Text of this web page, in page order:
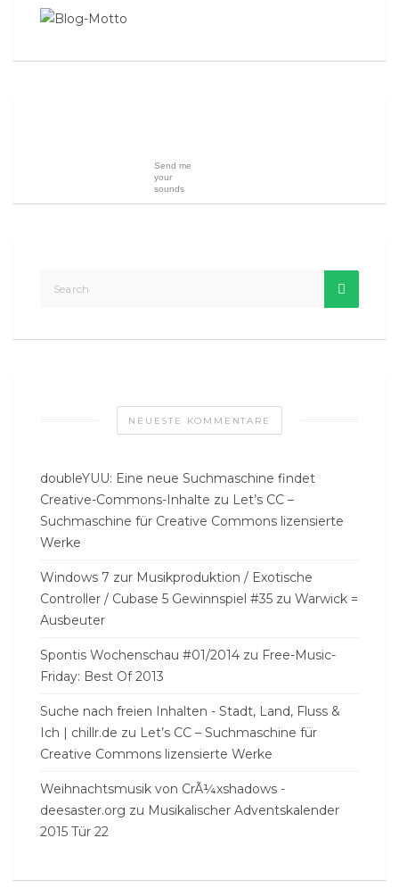
Send me
your
sounds
NEUESTE KOMMENTARE
doubleYUU: Eine neue Suchmaschine findet
Creative-Commons-Inhalte zu Let’s CC –
Suchmaschine für Creative Commons lizensierte
Werke
Windows 7 zur Musikproduktion / Exotische
Controller / Cubase 5 Gewinnspiel #35 zu Warwick =
Ausbeuter
Spontis Wochenschau #01/2014 zu Free-Music-
Friday: Best Of 2013
Suche nach freien Inhalten - Stadt, Land, Fluss &
Ich | chillr.de zu Let’s CC – Suchmaschine für
Creative Commons lizensierte Werke
Weihnachtsmusik von CrÃ¼xshadows -
deesaster.org zu Musikalischer Adventskalender
2015 Tür 22